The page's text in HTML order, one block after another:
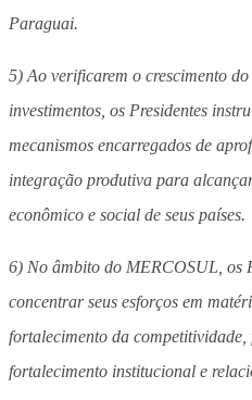
Paraguai.
5) Ao verificarem o crescimento
investimentos, os Presidentes
mecanismos encarregados de
integração produtiva para
econômico e social de seus países.
6) No âmbito do MERCOSUL, os
concentrar seus esforços em
fortalecimento da competitividade,
fortalecimento institucional e